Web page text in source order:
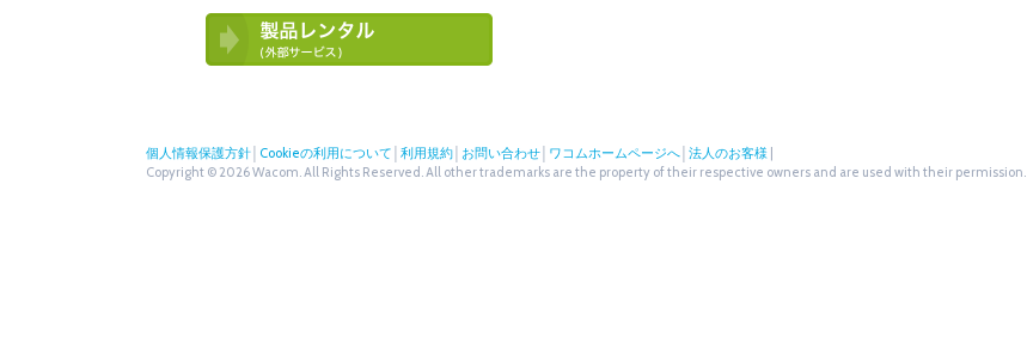
わせ窓口
個人情報保護方針 Cookieの利用について 利用規約 お問い合わせ ワコムホームページへ 法人のお客様
Copyright © 2026 Wacom. All Rights Reserved. All other trademarks are the property of their respective owners and are used with their permission.